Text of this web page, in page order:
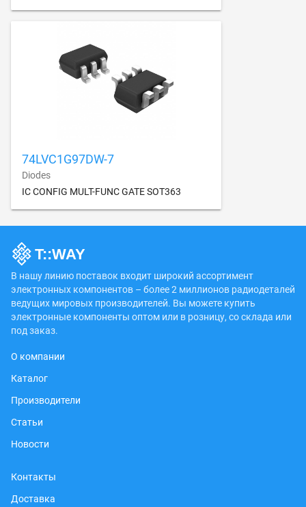
74LVC1G97DW-7
Diodes
IC CONFIG MULT-FUNC GATE SOT363
В нашу линию поставок входит широкий ассортимент
электронных компонентов – более 2 миллионов радиодеталей
ведущих мировых производителей. Вы можете купить
электронные компоненты оптом или в розницу, со склада или
под заказ.
О компании
Каталог
Производители
Статьи
Новости
Контакты
Доставка